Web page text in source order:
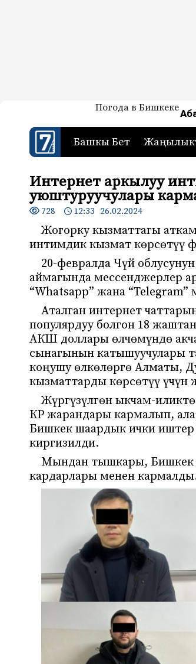
7-канал.
Жаңылыктар — Кыргызстан
Погода в Бишкеке
Башкы Бет
Интернет аркылуу
уюштуруучулары
728 12:33 26.02.2024
Жогорку кызматтагы
интимдик кызмат көрсөтүү
20-февралда Чүй
аймагында мессенджерлер
“Whatsapp” жана
Аталган интернет
популярдуу болгон 18
АКШ доллары өлчөмүндө
сынагынын катышуучулары
коңушу өлкөлөргө Алматы,
кызматтарды көрсөтүү үчүн
Жүргүзүлгөн ыкчам-
КР жарандары кармалып,
Бишкек шаардык ички
киргизилди.
Мындан тышкары, Бишкек
кардарлары менен